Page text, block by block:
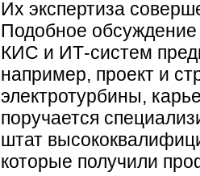
Их экспертиза
Подобное обсуждение
КИС и ИТ-систем
например, проект и
электротурбины,
поручается
штат
которые получили